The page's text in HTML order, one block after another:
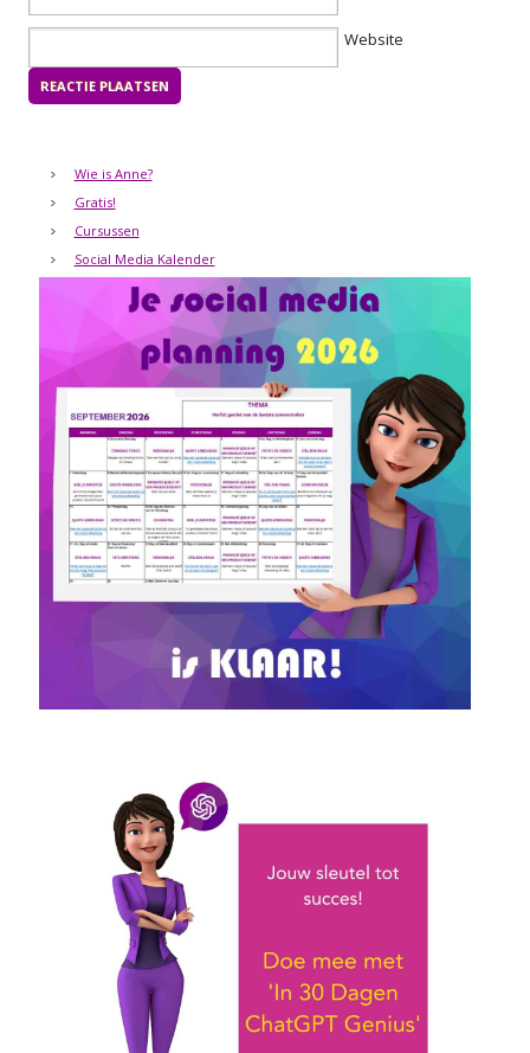
Website
Wie is Anne?
Gratis!
Cursussen
Social Media Kalender